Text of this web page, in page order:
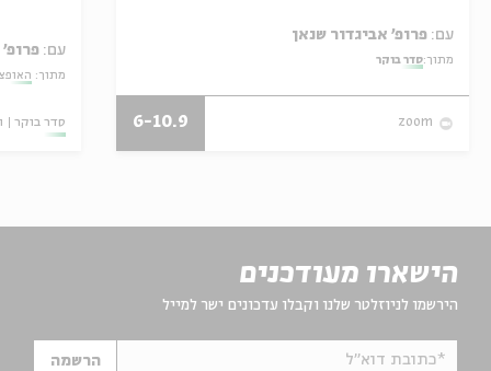
עם:
מתוך:סדר בוקר
zoom
6-10.9
עם: פרופ'
מתוך:
סדר בוקר
הישארו מעודכנים
הירשמו לניוזלטר שלנו וקבלו עדכונים ישר למייל
*כתובת דוא"ל הרשמה